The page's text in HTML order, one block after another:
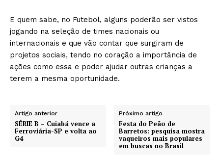
E quem sabe, no Futebol, alguns poderão ser vistos
jogando na seleção de times nacionais ou
internacionais e que vão contar que surgiram de
projetos sociais, tendo no coração a importância de
ações como essa e poder ajudar outras crianças a
terem a mesma oportunidade.
Artigo anterior
SÉRIE B – Cuiabá vence a
Ferroviária-SP e volta ao
G4
Próximo artigo
Festa do Peão de
Barretos: pesquisa mostra
vaqueiros mais populares
em buscas no Brasil